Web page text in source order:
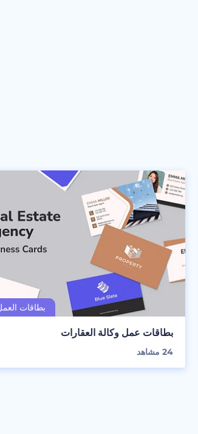
بطاقات عمل وكالة العقارات
24مشاهد